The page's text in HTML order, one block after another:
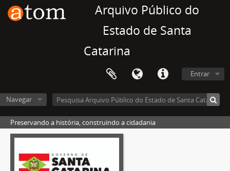
Arquivo Público do
Estado de Santa
Catarina
Entrar
Navegar
Preservando a história, construindo a cidadania